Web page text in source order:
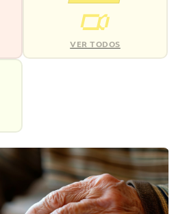
VER TODOS